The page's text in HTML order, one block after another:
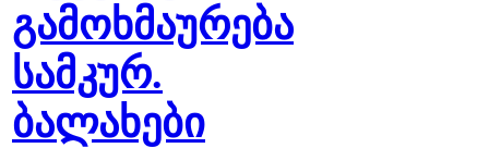
გამოხმაურება
სამკურ.
ბალახები